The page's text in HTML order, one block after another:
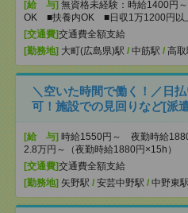
[給 与] 無資格未経験：時給1400円
OK ■扶養内OK ■日収1万1200円以
[交通費]交通費全額支給
[勤務地] 大町(広島県)駅 / 中筋駅 / 高取
＼空いた時間で働く！／日
可！施設での見回りなど[派
[給 与] 時給1550円～ 夜勤時給
2.8万円～（夜勤時給1880円×15h）
[交通費]交通費全額支給
[勤務地] 矢野駅 / 安芸中野駅 / 中野東駅